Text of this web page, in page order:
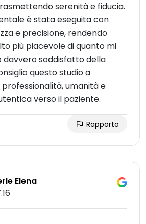
serenità e fiducia.
è stata eseguita con
e precisione, rendendo
più piacevole di quanto mi
davvero soddisfatto della
questo studio a
umanità e
verso il paziente.
Rapporto
Elena